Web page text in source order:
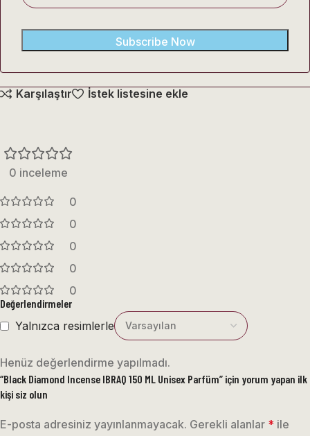
Subscribe Now
Karşılaştır İstek listesine ekle
0 inceleme
0
0
0
0
0
Değerlendirmeler
Yalnızca resimlerle
Henüz değerlendirme yapılmadı.
“Black Diamond Incense IBRAQ 150 ML Unisex Parfüm” için yorum yapan ilk
kişi siz olun
E-posta adresiniz yayınlanmayacak. Gerekli alanlar * ile